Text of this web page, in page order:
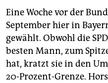
Eine Woche vor der
September hier in
gewählt. Obwohl die
besten Mann, zum
hat, kratzt sie in den
20-Prozent-Grenze.